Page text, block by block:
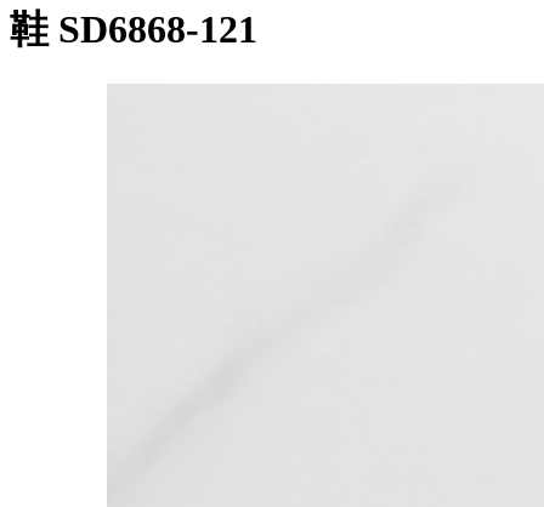
鞋 SD6868-121